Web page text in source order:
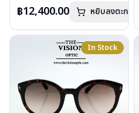
เลนส์ : กันแดดสีเทา
น้ำหนัก : 43 กรัม
อุปกรณ์ : กล่องแว่น, ผ้าเช็ดแว่น
การรับประกัน : 1 ปี
กรุณาติดต่อเราคลิก
฿12,400.00 หยิบลงตะกร้า
In Stock